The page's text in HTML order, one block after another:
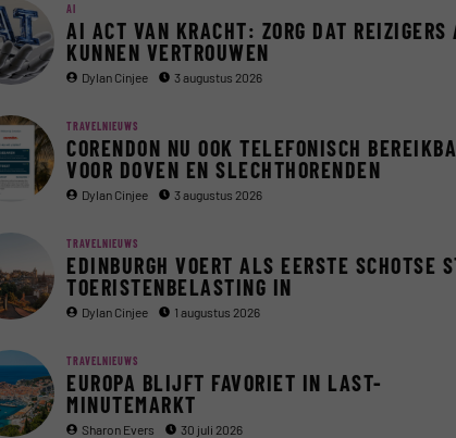
AI
AI ACT VAN KRACHT: ZORG DAT REIZIGERS
KUNNEN VERTROUWEN
Dylan Cinjee 3 augustus 2026
TRAVELNIEUWS
CORENDON NU OOK TELEFONISCH
VOOR DOVEN EN SLECHTHORENDEN
Dylan Cinjee 3 augustus 2026
TRAVELNIEUWS
EDINBURGH VOERT ALS EERSTE SCHOTSE
TOERISTENBELASTING IN
Dylan Cinjee 1 augustus 2026
TRAVELNIEUWS
EUROPA BLIJFT FAVORIET IN LAST-
MINUTEMARKT
Sharon Evers 30 juli 2026